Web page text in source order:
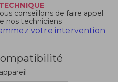
conseillons de faire appel
nos techniciens
votre intervention